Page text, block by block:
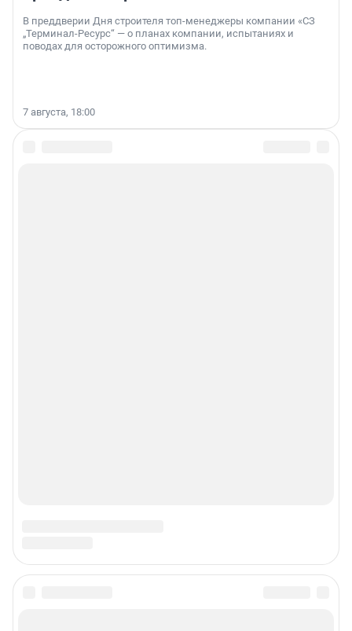
В преддверии Дня строителя топ-менеджеры компании «СЗ
„Терминал-Ресурс“ — о планах компании, испытаниях и
поводах для осторожного оптимизма.
7 августа, 18:00